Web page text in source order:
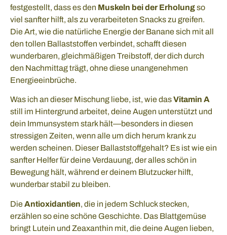
festgestellt, dass es den Muskeln bei der Erholungso
viel sanfter hilft, als zu verarbeiteten Snacks zu greifen.
Die Art, wie die natürliche Energie der Banane sich mit all
den tollen Ballaststoffen verbindet, schafft diesen
wunderbaren, gleichmäßigen Treibstoff, der dich durch
den Nachmittag trägt, ohne diese unangenehmen
Energieeinbrüche.
Was ich an dieser Mischung liebe, ist, wie dasVitamin A
still im Hintergrund arbeitet, deine Augen unterstützt und
dein Immunsystem stark hält—besonders in diesen
stressigen Zeiten, wenn alle um dich herum krank zu
werden scheinen. Dieser Ballaststoffgehalt? Es ist wie ein
sanfter Helfer für deine Verdauung, der alles schön in
Bewegung hält, während er deinem Blutzucker hilft,
wunderbar stabil zu bleiben.
DieAntioxidantien, die in jedem Schluck stecken,
erzählen so eine schöne Geschichte. Das Blattgemüse
bringt Lutein und Zeaxanthin mit, die deine Augen lieben,